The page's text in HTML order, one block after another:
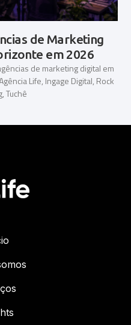
de Marketing
em 2026
de marketing digital em
Life, Ingage Digital, Rock
Tuchê